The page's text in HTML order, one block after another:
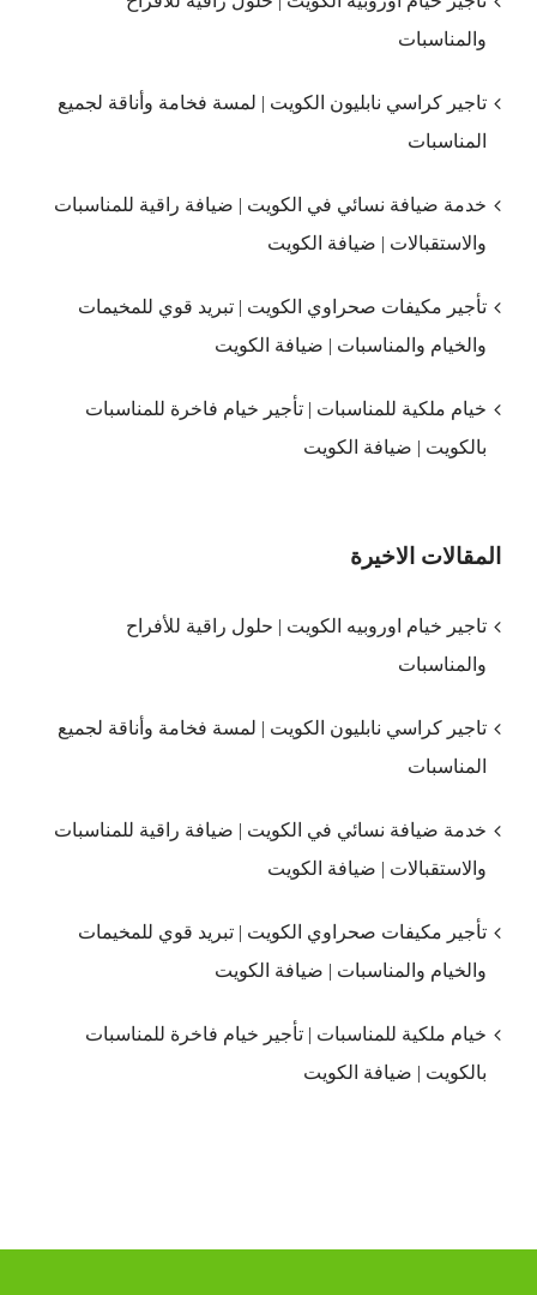
والمناسبات
تاجير كراسي نابليون الكويت | لمسة فخامة وأناقة لجميع
المناسبات
خدمة ضيافة نسائي في الكويت | ضيافة راقية للمناسبات
والاستقبالات | ضيافة الكويت
تأجير مكيفات صحراوي الكويت | تبريد قوي للمخيمات
والخيام والمناسبات | ضيافة الكويت
خيام ملكية للمناسبات | تأجير خيام فاخرة للمناسبات
بالكويت | ضيافة الكويت
المقالات الاخيرة
تاجير خيام اوروبيه الكويت | حلول راقية للأفراح
والمناسبات
تاجير كراسي نابليون الكويت | لمسة فخامة وأناقة لجميع
المناسبات
خدمة ضيافة نسائي في الكويت | ضيافة راقية للمناسبات
والاستقبالات | ضيافة الكويت
تأجير مكيفات صحراوي الكويت | تبريد قوي للمخيمات
والخيام والمناسبات | ضيافة الكويت
خيام ملكية للمناسبات | تأجير خيام فاخرة للمناسبات
بالكويت | ضيافة الكويت